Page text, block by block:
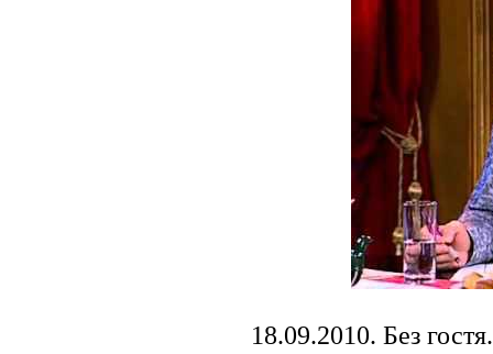
18.09.2010. Без гостя.